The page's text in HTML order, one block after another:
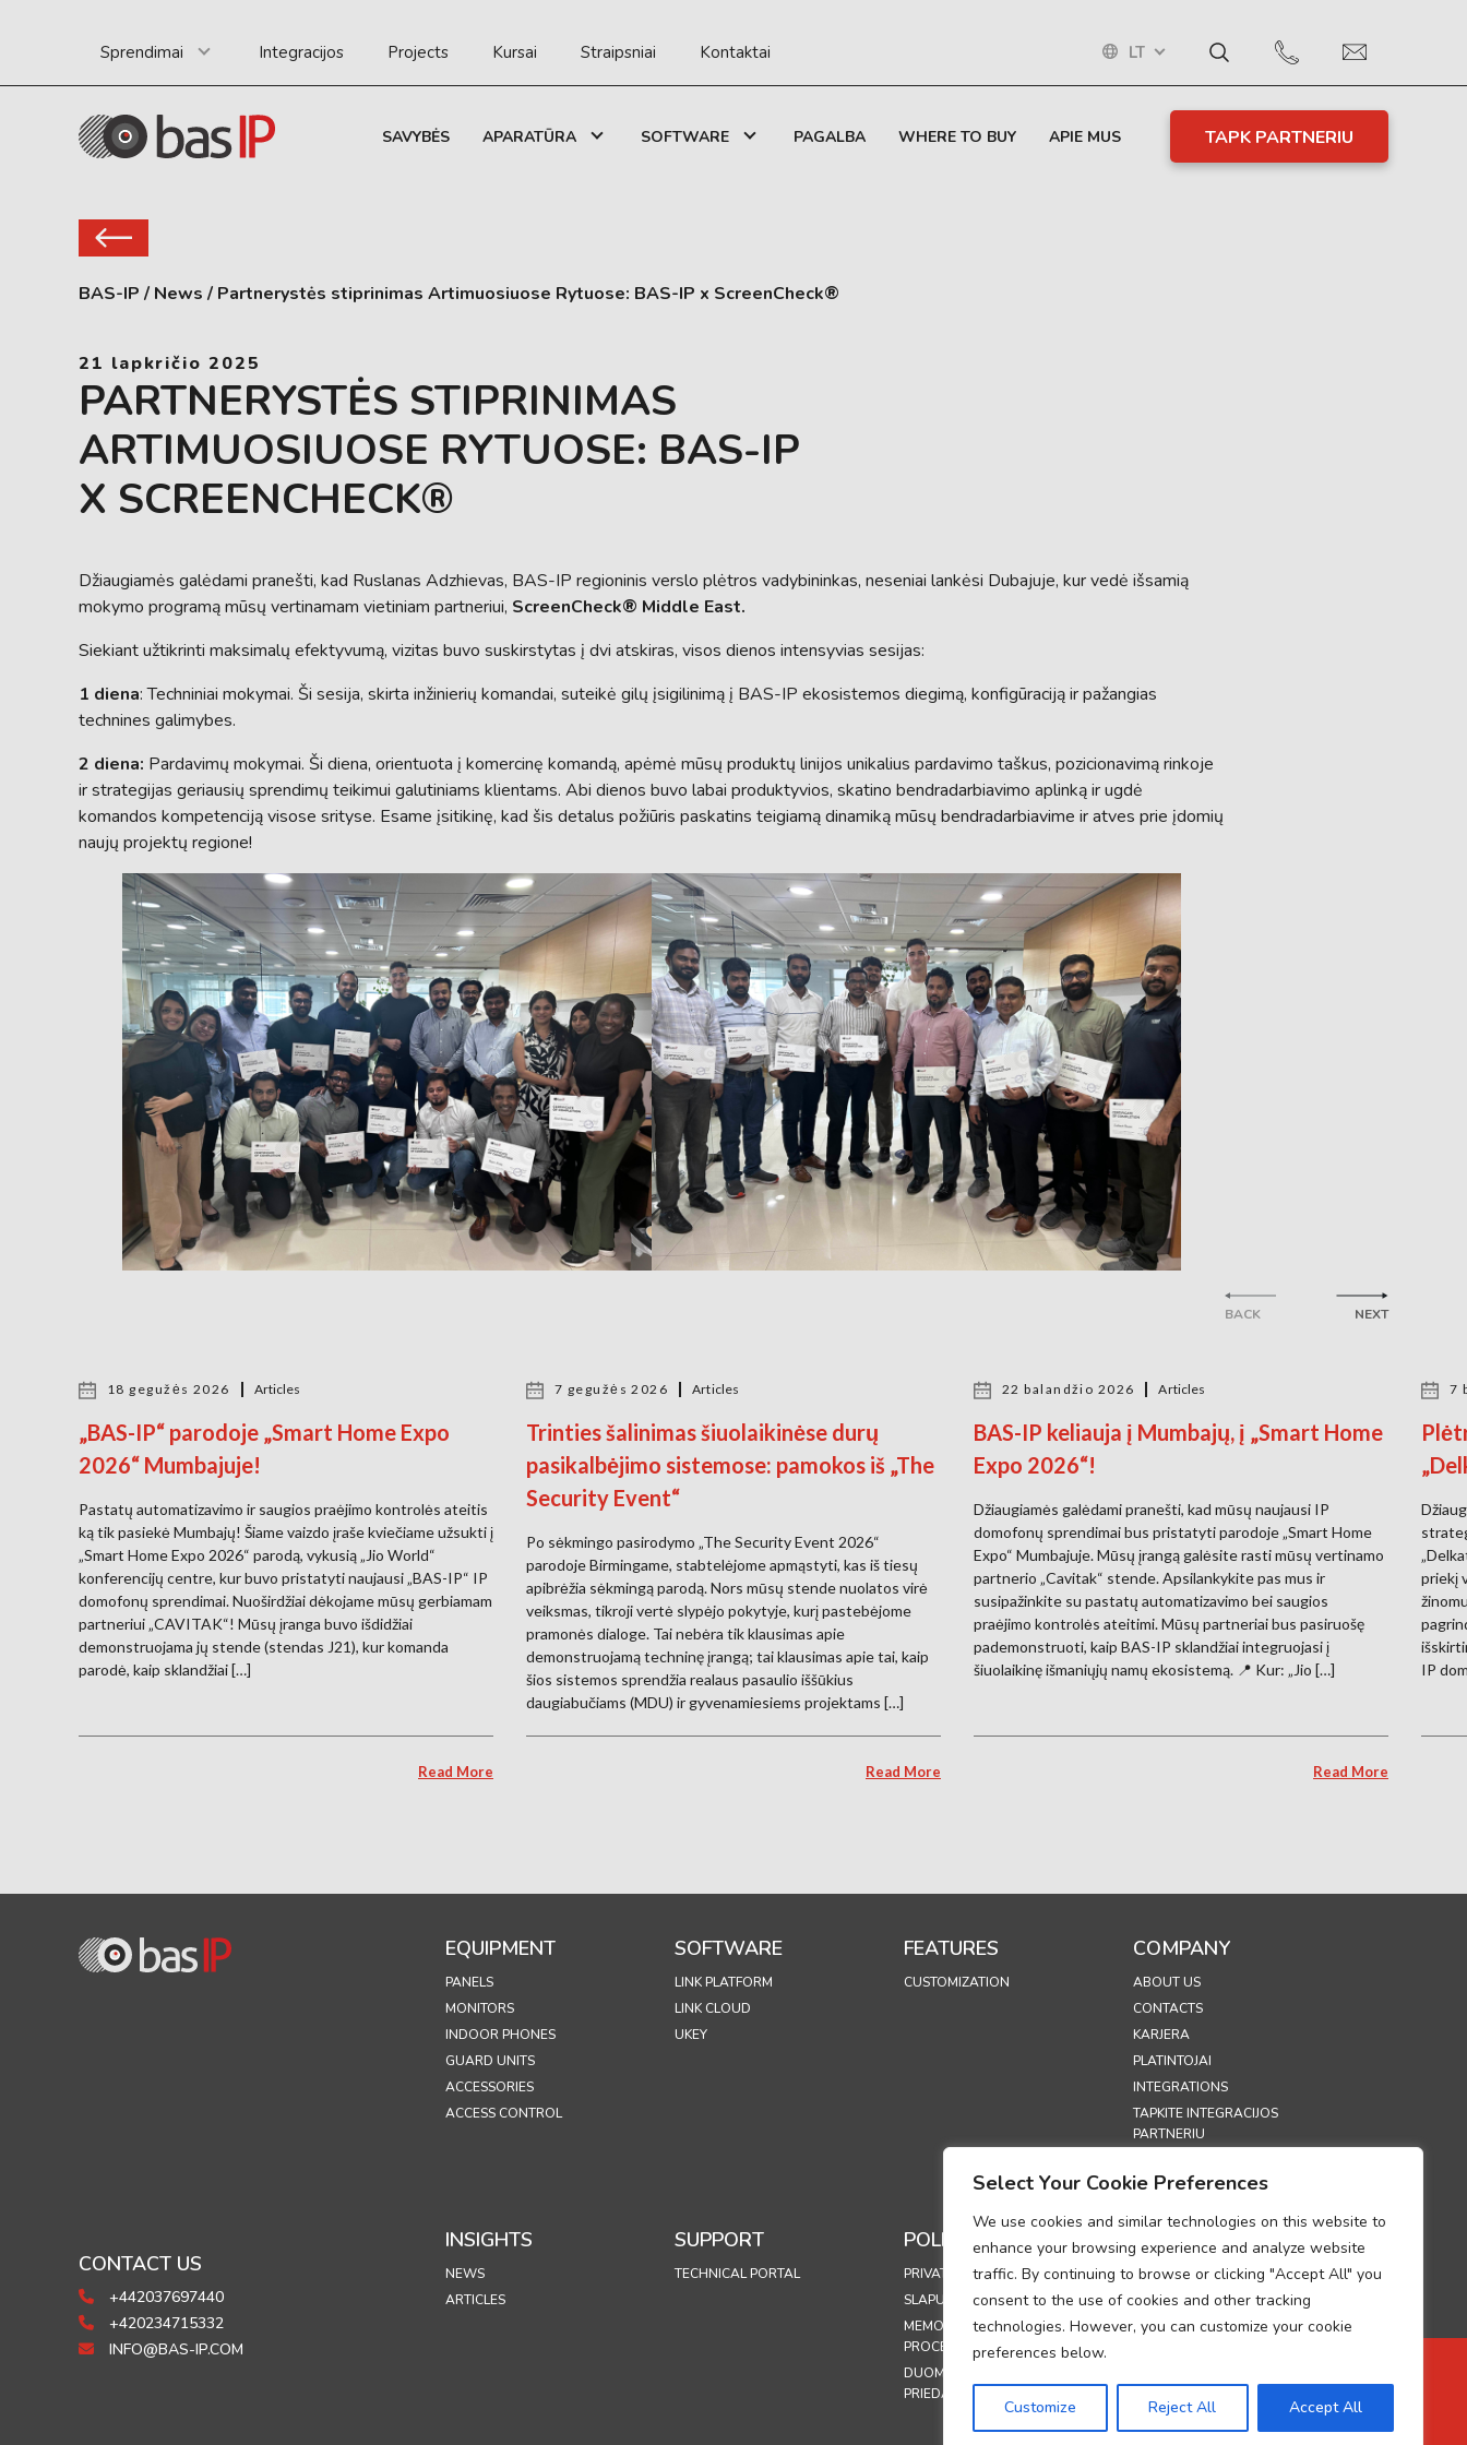
Select Your Cookie Preferences
We use cookies and similar technologies on this website to
enhance your browsing experience and analyze website
traffic. By continuing to browse or clicking "Accept All" you
consent to the use of cookies and other tracking
technologies. However, you can customize your cookie
preferences below.
Customize Reject All Accept All
Sprendimai Integracijos Projects Kursai Straipsniai Kontaktai LT
SAVYBĖS APARATŪRA SOFTWARE PAGALBA WHERE TO BUY APIE MUS TAPK PARTNERIU
BAS-IP / News / Partnerystės stiprinimas Artimuosiuose Rytuose: BAS-IP x ScreenCheck®
21 lapkričio 2025
PARTNERYSTĖS STIPRINIMAS
ARTIMUOSIUOSE RYTUOSE: BAS-IP
X SCREENCHECK®
Džiaugiamės galėdami pranešti, kad Ruslanas Adzhievas, BAS-IP regioninis verslo plėtros vadybininkas, neseniai lankėsi Dubajuje, kur vedė išsamią
mokymo programą mūsų vertinamam vietiniam partneriui, ScreenCheck® Middle East.
Siekiant užtikrinti maksimalų efektyvumą, vizitas buvo suskirstytas į dvi atskiras, visos dienos intensyvias sesijas:
1 diena: Techniniai mokymai. Ši sesija, skirta inžinierių komandai, suteikė gilų įsigilinimą į BAS-IP ekosistemos diegimą, konfigūraciją ir pažangias
technines galimybes.
2 diena: Pardavimų mokymai. Ši diena, orientuota į komercinę komandą, apėmė mūsų produktų linijos unikalius pardavimo taškus, pozicionavimą rinkoje
ir strategijas geriausių sprendimų teikimui galutiniams klientams. Abi dienos buvo labai produktyvios, skatino bendradarbiavimo aplinką ir ugdė
komandos kompetenciją visose srityse. Esame įsitikinę, kad šis detalus požiūris paskatins teigiamą dinamiką mūsų bendradarbiavime ir atves prie įdomių
naujų projektų regione!
BACK
18 gegužės 2026 Articles
„BAS-IP“ parodoje „Smart Home Expo
2026“ Mumbajuje!
Pastatų automatizavimo ir saugios praėjimo kontrolės ateitis
ką tik pasiekė Mumbajų! Šiame vaizdo įraše kviečiame užsukti į
„Smart Home Expo 2026“ parodą, vykusią „Jio World“
konferencijų centre, kur buvo pristatyti naujausi „BAS-IP“ IP
domofonų sprendimai. Nuoširdžiai dėkojame mūsų gerbiamam
partneriui „CAVITAK“! Mūsų įranga buvo išdidžiai
demonstruojama jų stende (stendas J21), kur komanda
parodė, kaip sklandžiai […]
Read More
7 gegužės 2026 Articles
Trinties šalinimas šiuolaikinėse durų
pasikalbėjimo sistemose: pamokos iš „The
Security Event“
Po sėkmingo pasirodymo „The Security Event 2026“
parodoje Birmingame, stabtelėjome apmąstyti, kas iš tiesų
apibrėžia sėkmingą parodą. Nors mūsų stende nuolatos virė
veiksmas, tikroji vertė slypėjo pokytyje, kurį pastebėjome
pramonės dialoge. Tai nebėra tik klausimas apie
demonstruojamą techninę įrangą; tai klausimas apie tai, kaip
šios sistemos sprendžia realaus pasaulio iššūkius
daugiabučiams (MDU) ir gyvenamiesiems projektams […]
Read More
22 balandžio 2026 Articles
BAS-IP keliauja į Mumbajų, į „Smart Home
Expo 2026“!
Džiaugiamės galėdami pranešti, kad mūsų naujausi IP
domofonų sprendimai bus pristatyti parodoje „Smart Home
Expo“ Mumbajuje. Mūsų įrangą galėsite rasti mūsų vertinamo
partnerio „Cavitak“ stende. Apsilankykite pas mus ir
susipažinkite su pastatų automatizavimo bei saugios
praėjimo kontrolės ateitimi. Mūsų partneriai bus pasiruošę
pademonstruoti, kaip BAS-IP sklandžiai integruojasi į
šiuolaikinę išmaniųjų namų ekosistemą. 📍 Kur: „Jio […]
Read More
7
priekį
IP
NEXT
CONTACT US
+442037697440
+420234715332
INFO@BAS-IP.COM
EQUIPMENT
PANELS
MONITORS
INDOOR PHONES
GUARD UNITS
ACCESSORIES
ACCESS CONTROL
SOFTWARE
LINK PLATFORM
LINK CLOUD
UKEY
FEATURES
CUSTOMIZATION
COMPANY
ABOUT US
CONTACTS
KARJERA
PLATINTOJAI
INTEGRATIONS
TAPKITE INTEGRACIJOS
PARTNERIU
SECURITY
INSIGHTS
NEWS
ARTICLES
SUPPORT
TECHNICAL PORTAL
POLICIES
PRIVATUMO POLITIKA
SLAPUKŲ POLITIKA
MEMO ON PERSONAL DATA
PROCESSING COMPLIANCE
DUOMENŲ TVARKYMO
PRIEDAS